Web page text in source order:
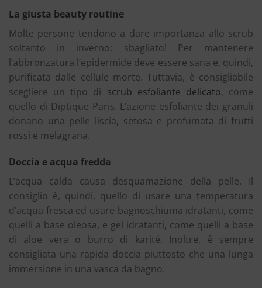
La giusta beauty routine
Molte persone tendono a dare importanza allo scrub
soltanto in inverno: sbagliato! Per mantenere
l’abbronzatura l’epidermide deve essere sana e, quindi,
purificata dalle cellule morte. Tuttavia, è consigliabile
scegliere un tipo di scrub esfoliante delicato, come
quello di Diptique Paris. L’azione esfoliante dei granuli
donano una pelle liscia, setosa e profumata di frutti
rossi e melagrana.
Doccia e acqua fredda
L’acqua calda causa desquamazione della pelle. Il
consiglio è, quindi, quello di usare una temperatura
d’acqua fresca ed usare bagnoschiuma idratanti, come
quelli a base oleosa, e gel idratanti, come quelli a base
di aloe vera o burro di karité. Inoltre, è sempre
consigliata una rapida doccia piuttosto che una lunga
immersione in una vasca da bagno.